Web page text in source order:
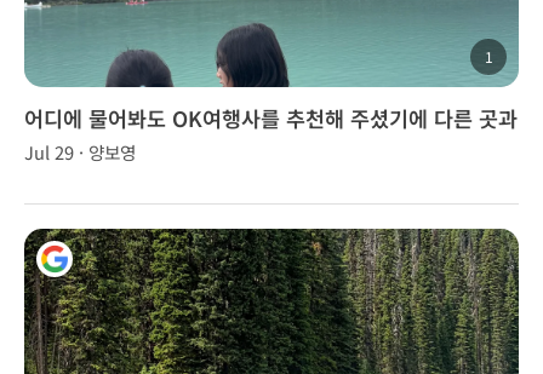
1
어디에 물어봐도 OK여행사를 추천해 주셨기에 다른 곳과
비교도 해보지 않고 결정
Jul 29 · 양보영